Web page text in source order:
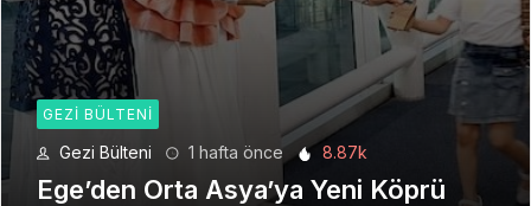
GEZI BÜLTENI
Gezi Bülteni 6.22k
Seyahat Teknolojilerinde Yeni Bir
Dönem